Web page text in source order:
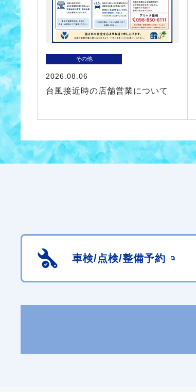
その他
2026.08.06
台風接近時の店舗営業について
車検/点検/整備予約